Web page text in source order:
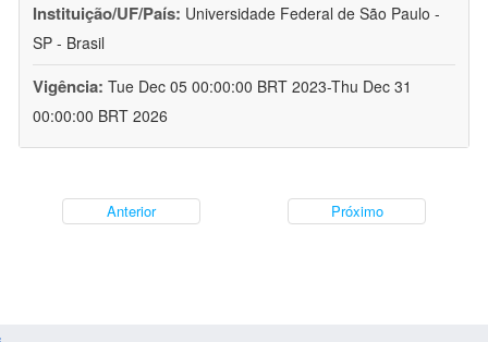
Instituição/UF/País: Universidade Federal de São Paulo -
SP - Brasil
Vigência: Tue Dec 05 00:00:00 BRT 2023-Thu Dec 31
00:00:00 BRT 2026
Anterior Próximo